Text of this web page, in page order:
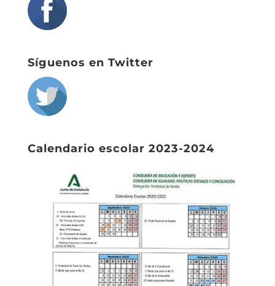
Síguenos en Twitter
Calendario escolar 2023-2024